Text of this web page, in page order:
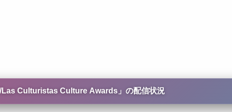
/Las Culturistas Culture Awards」の配信状況